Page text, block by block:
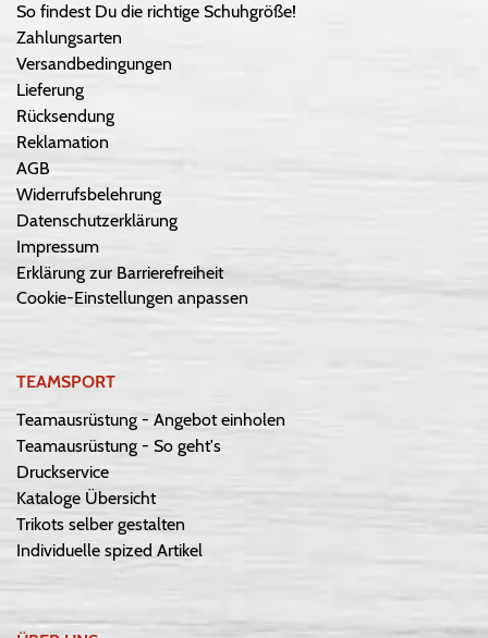
So findest Du die richtige Schuhgröße!
Zahlungsarten
Versandbedingungen
Lieferung
Rücksendung
Reklamation
AGB
Widerrufsbelehrung
Datenschutzerklärung
Impressum
Erklärung zur Barrierefreiheit
Cookie-Einstellungen anpassen
TEAMSPORT
Teamausrüstung - Angebot einholen
Teamausrüstung - So geht's
Druckservice
Kataloge Übersicht
Trikots selber gestalten
Individuelle spized Artikel